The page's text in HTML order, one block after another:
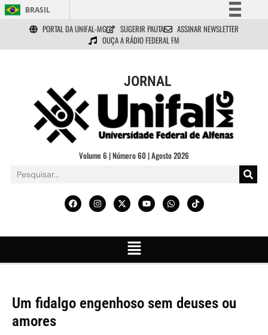
BRASIL
Simplifique!
Comunica BR
Acesso à informação
Legislação
Canais
PORTAL DA UNIFAL-MG SUGERIR PAUTA
ASSINAR NEWSLETTER
OUÇA A RÁDIO FEDERAL FM
JORNAL
Volume 6 | Número 60 | Agosto 2026
Um fidalgo engenhoso sem deuses ou
amores